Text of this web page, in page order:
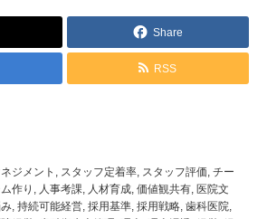
Share
RSS
ジメント , スタッフ定着率, スタッフ評価, チー
作り , 人事考課, 人材育成, 価値観共有, 医院文
, 持続可能経営, 採用基準, 採用戦略, 歯科医院,